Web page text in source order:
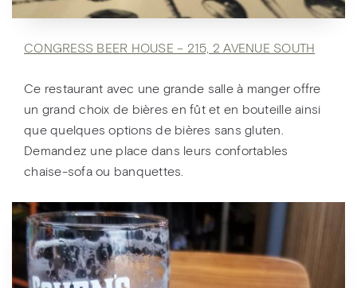
CONGRESS BEER HOUSE – 215, 2 AVENUE SOUTH
Ce restaurant avec une grande salle à manger offre
un grand choix de bières en fût et en bouteille ainsi
que quelques options de bières sans gluten.
Demandez une place dans leurs confortables
chaise-sofa ou banquettes.